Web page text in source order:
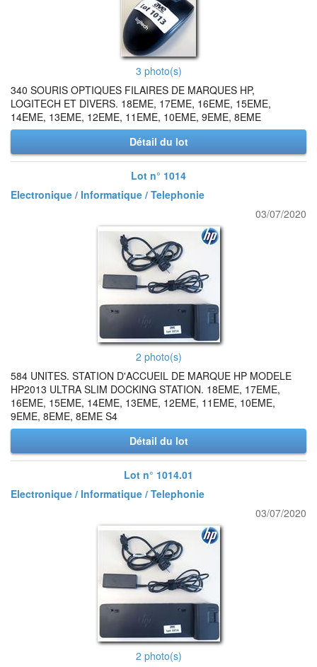
3 photo(s)
340 SOURIS OPTIQUES FILAIRES DE MARQUES HP,
LOGITECH ET DIVERS. 18EME, 17EME, 16EME, 15EME,
14EME, 13EME, 12EME, 11EME, 10EME, 9EME, 8EME
Détail du lot
Lot n° 1014
Electronique / Informatique / Telephonie
03/07/2020
2 photo(s)
584 UNITES. STATION D'ACCUEIL DE MARQUE HP MODELE
HP2013 ULTRA SLIM DOCKING STATION. 18EME, 17EME,
16EME, 15EME, 14EME, 13EME, 12EME, 11EME, 10EME,
9EME, 8EME, 8EME S4
Détail du lot
Lot n° 1014.01
Electronique / Informatique / Telephonie
03/07/2020
2 photo(s)